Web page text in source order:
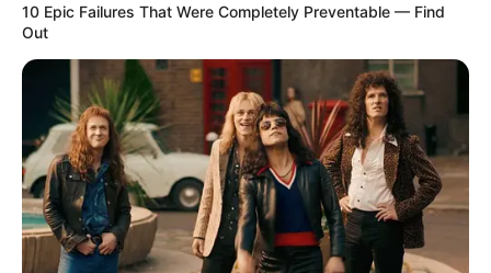
10 Epic Failures That Were Completely Preventable — Find
Out